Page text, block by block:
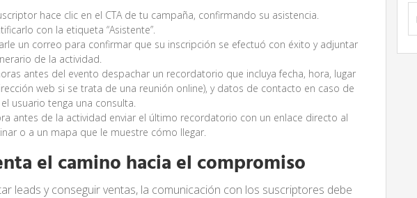
hace clic en el CTA de tu campaña, confirmando su asistencia.
con la etiqueta “Asistente”.
un correo para confirmar que su inscripción se efectuó con éxito y adjuntar
de la actividad.
antes del evento despachar un recordatorio que incluya fecha, hora, lugar
web si se trata de una reunión online), y datos de contacto en caso de
usuario tenga una consulta.
antes de la actividad enviar el último recordatorio con un enlace directo al
o a un mapa que le muestre cómo llegar.
el camino hacia el compromiso
leads y conseguir ventas, la comunicación con los suscriptores debe